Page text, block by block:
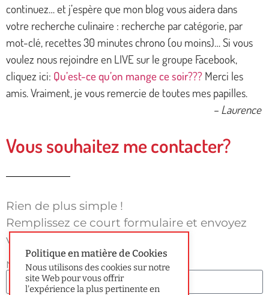
Politique en matière de Cookies
Nous utilisons des cookies sur notre
site Web pour vous offrir
l'expérience la plus pertinente en
continuez… et j’espère que mon blog vous aidera dans
votre recherche culinaire : recherche par catégorie, par
mot-clé, recettes 30 minutes chrono (ou moins)… Si vous
voulez nous rejoindre en LIVE sur le groupe Facebook,
cliquez ici: Qu’est-ce qu’on mange ce soir??? Merci les
amis. Vraiment, je vous remercie de toutes mes papilles.
– Laurence
Vous souhaitez me contacter?
Rien de plus simple !
Remplissez ce court formulaire et envoyez
votre message.
Nom